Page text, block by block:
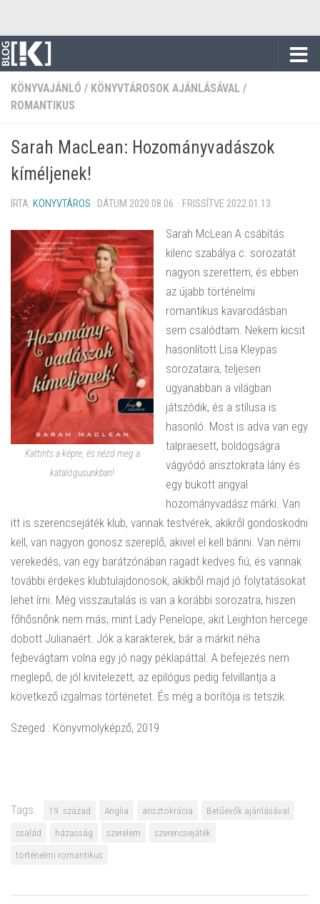
KÖNYVAJÁNLÓ / KÖNYVTÁROSOK AJÁNLÁSÁVAL /
ROMANTIKUS
Sarah MacLean: Hozományvadászok ​
kíméljenek!
ÍRTA: KÖNYVTÁROS · DÁTUM 2020.08.06. · FRISSÍTVE 2022.01.13.
Kattints a képre, és nézd meg a
katalógusunkban!
Sarah McLean A csábítás
kilenc szabálya c. sorozatát
nagyon szerettem, és ebben
az újabb történelmi
romantikus kavarodásban
sem csalódtam. Nekem kicsit
hasonlított Lisa Kleypas
sorozataira, teljesen
ugyanabban a világban
játszódik, és a stílusa is
hasonló. Most is adva van egy
talpraesett, boldogságra
vágyódó arisztokrata lány és
egy bukott angyal
hozományvadász márki. Van
itt is szerencsejáték klub, vannak testvérek, akikről gondoskodni
kell, van nagyon gonosz szereplő, akivel el kell bánni. Van némi
verekedés, van egy barátzónában ragadt kedves fiú, és vannak
további érdekes klubtulajdonosok, akikből majd jó folytatásokat
lehet írni. Még visszautalás is van a korábbi sorozatra, hiszen
főhősnőnk nem más, mint Lady Penelope, akit Leighton hercege
dobott Julianaért. Jók a karakterek, bár a márkit néha
fejbevágtam volna egy jó nagy péklapáttal. A befejezés nem
meglepő, de jól kivitelezett, az epilógus pedig felvillantja a
következő izgalmas történetet. És még a borítója is tetszik.
Szeged : Könyvmolyképző, 2019
Tags: 19. század Anglia arisztokrácia
Betűevők ajánlásával
család
házasság szerelem
szerencsejáték
történelmi romantikus